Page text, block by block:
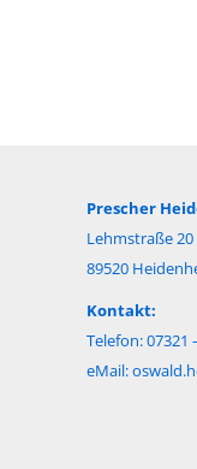
Prescher
Lehmstraße 20
89520
Kontakt:
Telefon: 07321
eMail: